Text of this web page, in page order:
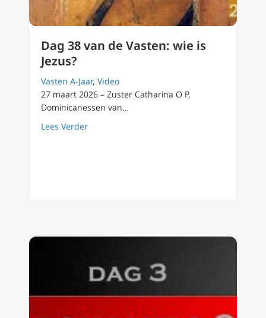
Dag 38 van de Vasten: wie is
Jezus?
Vasten A-Jaar, Video
27 maart 2026 – Zuster Catharina O P,
Dominicanessen van…
Lees Verderabout Dag 38 van de Vasten: wie is Jezus?